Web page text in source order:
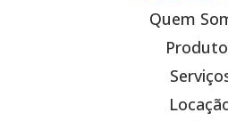
Quem